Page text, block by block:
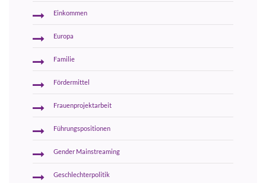
Einkommen
Europa
Familie
Fördermittel
Frauenprojektarbeit
Führungspositionen
Gender Mainstreaming
Geschlechterpolitik